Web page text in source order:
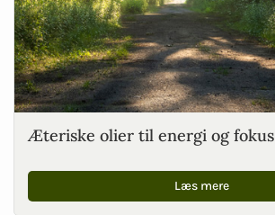
Æteriske olier til energi og fokus
Læs mere